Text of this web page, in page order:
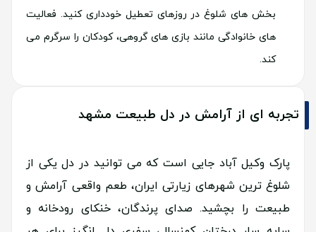
بخش های شلوغ در روزهای تعطیل خودداری کنید. فعالیت
های خانوادگی مانند بازی های گروهی، کودکان را سرگرم می
کند.
تجربه ای از آرامش در دل طبیعت مشهد
پارک وکیل آباد جایی است که می توانید در دل یکی از
شلوغ ترین شهرهای زیارتی ایران، طعم واقعی آرامش و
طبیعت را بچشید. صدای پرندگان، خنکای رودخانه و